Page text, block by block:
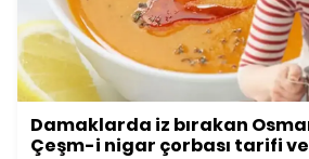
Damaklarda iz bırakan
Çeşm-i nigar çorbası tarifi